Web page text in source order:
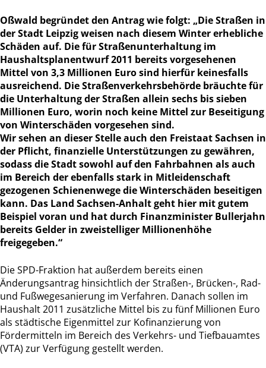
Oßwald begründet den Antrag wie folgt: „Die Straßen in
der Stadt Leipzig weisen nach diesem Winter erhebliche
Schäden auf. Die für Straßenunterhaltung im
Haushaltsplanentwurf 2011 bereits vorgesehenen
Mittel von 3,3 Millionen Euro sind hierfür keinesfalls
ausreichend. Die Straßenverkehrsbehörde bräuchte für
die Unterhaltung der Straßen allein sechs bis sieben
Millionen Euro, worin noch keine Mittel zur Beseitigung
von Winterschäden vorgesehen sind.
Wir sehen an dieser Stelle auch den Freistaat Sachsen in
der Pflicht, finanzielle Unterstützungen zu gewähren,
sodass die Stadt sowohl auf den Fahrbahnen als auch
im Bereich der ebenfalls stark in Mitleidenschaft
gezogenen Schienenwege die Winterschäden beseitigen
kann. Das Land Sachsen-Anhalt geht hier mit gutem
Beispiel voran und hat durch Finanzminister Bullerjahn
bereits Gelder in zweistelliger Millionenhöhe
freigegeben.“
Die SPD-Fraktion hat außerdem bereits einen
Änderungsantrag hinsichtlich der Straßen-, Brücken-, Rad-
und Fußwegesanierung im Verfahren. Danach sollen im
Haushalt 2011 zusätzliche Mittel bis zu fünf Millionen Euro
als städtische Eigenmittel zur Kofinanzierung von
Fördermitteln im Bereich des Verkehrs- und Tiefbauamtes
(VTA) zur Verfügung gestellt werden.